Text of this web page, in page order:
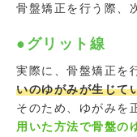
骨盤矯正を行う際、
●グリット線
実際に、骨盤矯正を
いのゆがみが生じて
そのため、ゆがみを
用いた方法で骨盤の